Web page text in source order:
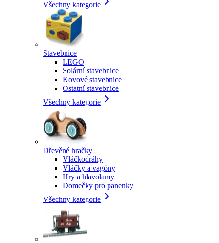
Všechny kategorie
Stavebnice
LEGO
Solární stavebnice
Kovové stavebnice
Ostatní stavebnice
Všechny kategorie
Dřevěné hračky
Vláčkodráhy
Vláčky a vagóny
Hry a hlavolamy
Domečky pro panenky
Všechny kategorie